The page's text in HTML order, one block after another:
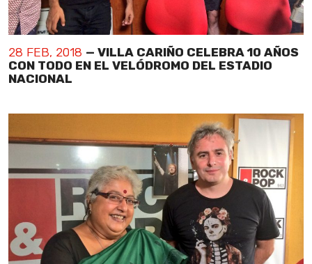
28 FEB, 2018 — VILLA CARIÑO CELEBRA 10 AÑOS
CON TODO EN EL VELÓDROMO DEL ESTADIO
NACIONAL